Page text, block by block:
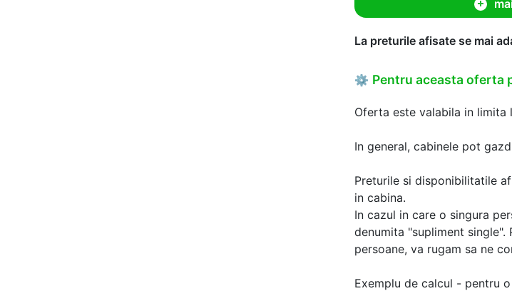
La preturile afisate se mai
⚙ Pentru aceasta oferta
Oferta este valabila in limita
In general, cabinele pot
Preturile si disponibilitatile
in cabina.
In cazul in care o singura
denumita "supliment
persoane, va rugam sa ne
Exemplu de calcul - pentru